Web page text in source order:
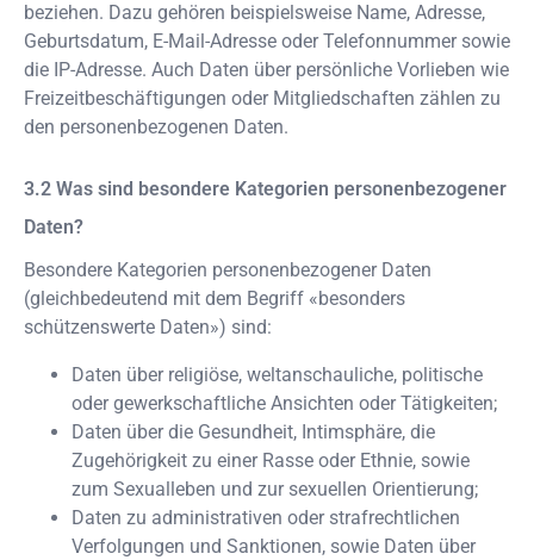
beziehen. Dazu gehören beispielsweise Name, Adresse,
Geburtsdatum, E-Mail-Adresse oder Telefonnummer sowie
die IP-Adresse. Auch Daten über persönliche Vorlieben wie
Freizeitbeschäftigungen oder Mitgliedschaften zählen zu
den personenbezogenen Daten.
Was sind besondere Kategorien personenbezogener
Daten?
Besondere Kategorien personenbezogener Daten
(gleichbedeutend mit dem Begriff «besonders
schützenswerte Daten») sind:
Daten über religiöse, weltanschauliche, politische
oder gewerkschaftliche Ansichten oder Tätigkeiten;
Daten über die Gesundheit, Intimsphäre, die
Zugehörigkeit zu einer Rasse oder Ethnie, sowie
zum Sexualleben und zur sexuellen Orientierung;
Daten zu administrativen oder strafrechtlichen
Verfolgungen und Sanktionen, sowie Daten über